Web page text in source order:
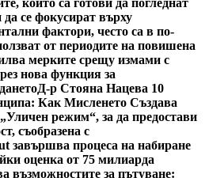
които са готови да погледнат
се фокусират върху
фактори, често са в по-
от периодите на повишена
мерките срещу измами с
нова функция за
Д-р Стояна Нацева 10
Как Мисленето Създава
режим“, за да предостави
съобразена с
завършва процеса на набиране
оценка от 75 милиарда
възможностите за пътуване: